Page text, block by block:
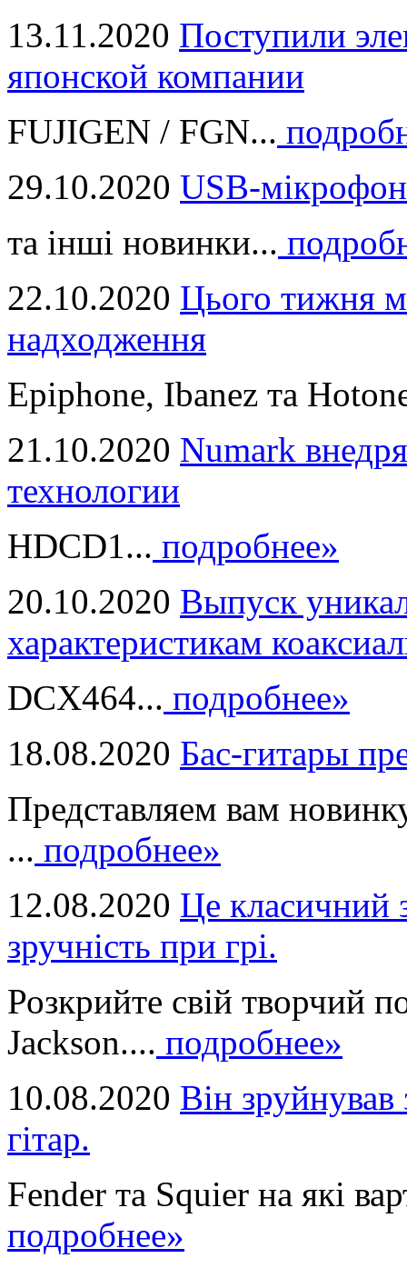
13.11.2020 Поступили
японской компании
FUJIGEN / FGN...
29.10.2020 USB-
та інші новинки...
22.10.2020 Цього тижня
надходження
Epiphone, Ibanez та
21.10.2020 Numark
технологии
HDCD1... подробнее»
20.10.2020 Выпуск
характеристикам
DCX464... подробнее»
18.08.2020 Бас-гитары
Представляем вам
... подробнее»
12.08.2020 Це класичний
зручність при грі.
Розкрийте свій творчий
Jackson.... подробнее»
10.08.2020 Він
гітар.
Fender та Squier на які
подробнее»